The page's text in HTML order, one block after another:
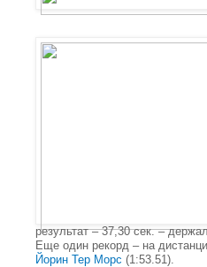
результат – 37,30 сек. –
Еще один рекорд – на
Йорин Тер Морс (1:53.51).